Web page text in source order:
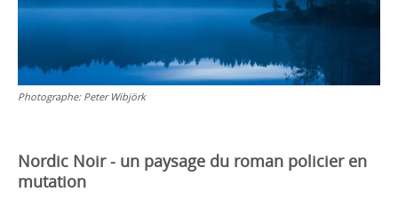
Photographe: Peter Wibjörk
Nordic Noir - un paysage du roman policier en
mutation